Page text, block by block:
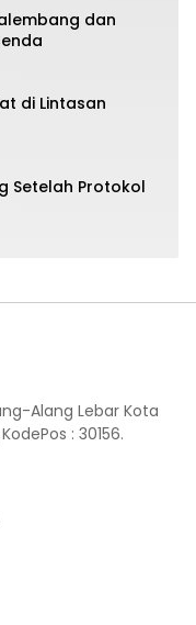
dan
di Lintasan
Setelah Protokol
Alang Lebar Kota
: 30156.